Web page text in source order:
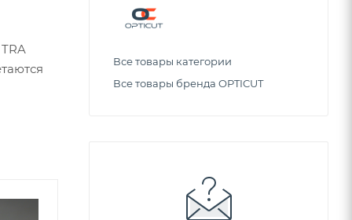
Все товары категории
Все товары бренда OPTICUT